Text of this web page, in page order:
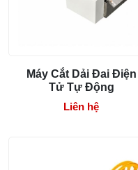
Máy Cắt Dải Đai Điện
Tử Tự Động
Liên hệ